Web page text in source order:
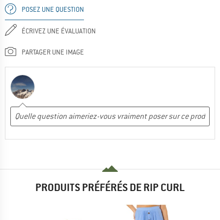
POSEZ UNE QUESTION
ÉCRIVEZ UNE ÉVALUATION
PARTAGER UNE IMAGE
PRODUITS PRÉFÉRÉS DE RIP CURL